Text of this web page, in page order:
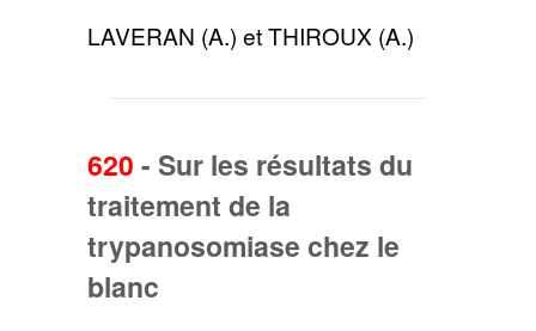
LAVERAN (A.) et THIROUX (A.)
620 - Sur les résultats du
traitement de la
trypanosomiase chez le
blanc